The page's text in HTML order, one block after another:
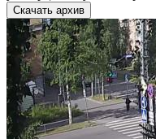
Скачать архив